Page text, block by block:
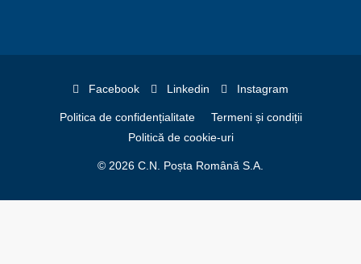
Facebook Linkedin Instagram
Politica de confidențialitate
Termeni și condiții
Politică de cookie-uri
© 2026 C.N. Poșta Română S.A.